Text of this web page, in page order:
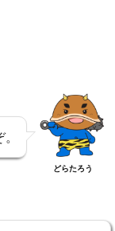
どらたろう